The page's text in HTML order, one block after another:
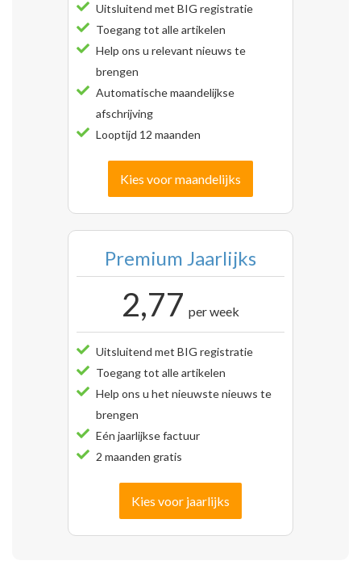
Uitsluitend met BIG registratie
Toegang tot alle artikelen
Help ons u relevant nieuws te
brengen
Automatische maandelijkse
afschrijving
Looptijd 12 maanden
Kies voor maandelijks
Premium Jaarlijks
2,77 per week
Uitsluitend met BIG registratie
Toegang tot alle artikelen
Help ons u het nieuwste nieuws te
brengen
Eén jaarlijkse factuur
2 maanden gratis
Kies voor jaarlijks